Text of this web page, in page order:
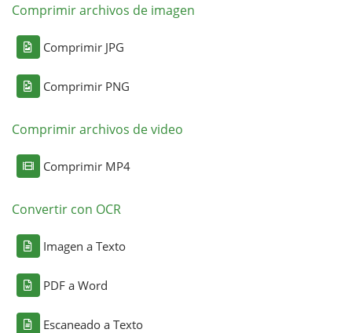
Comprimir archivos de imagen
Comprimir JPG
Comprimir PNG
Comprimir archivos de video
Comprimir MP4
Convertir con OCR
Imagen a Texto
PDF a Word
Escaneado a Texto